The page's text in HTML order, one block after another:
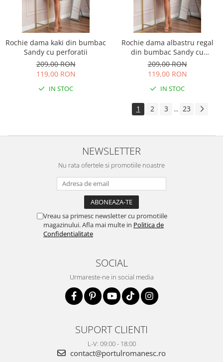
Rochie dama kaki din bumbac
Sandy cu perforatii
209,00 RON
119,00 RON
IN STOC
Rochie dama albastru regal
din bumbac Sandy cu
perforatii
209,00 RON
119,00 RON
IN STOC
1 2 3 ... 23
NEWSLETTER
Nu rata ofertele si promotiile noastre
Vreau sa primesc newsletter cu promotiile
magazinului. Afla mai multe in Politica de
Confidentialitate
SOCIAL
Urmareste-ne in social media
SUPORT CLIENTI
L-V: 09:00 - 18:00
contact@portulromanesc.ro